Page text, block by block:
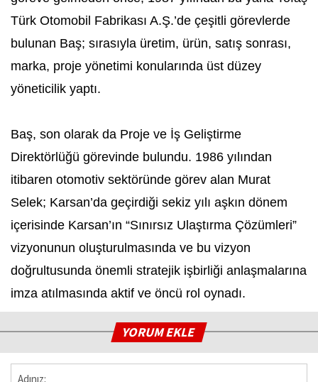
Türk Otomobil Fabrikası A.Ş.’de çeşitli görevlerde
bulunan Baş; sırasıyla üretim, ürün, satış sonrası,
marka, proje yönetimi konularında üst düzey
yöneticilik yaptı.
Baş, son olarak da Proje ve İş Geliştirme
Direktörlüğü görevinde bulundu. 1986 yılından
itibaren otomotiv sektöründe görev alan Murat
Selek; Karsan’da geçirdiği sekiz yılı aşkın dönem
içerisinde Karsan’ın “Sınırsız Ulaştırma Çözümleri”
vizyonunun oluşturulmasında ve bu vizyon
doğrultusunda önemli stratejik işbirliği anlaşmalarına
imza atılmasında aktif ve öncü rol oynadı.
YORUM EKLE